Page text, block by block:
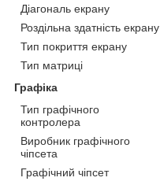
Діагональ екрану
Роздільна здатність екрану
Тип покриття екрану
Тип матриці
Графіка
Тип графічного
контролера
Виробник графічного
чіпсета
Графічний чіпсет